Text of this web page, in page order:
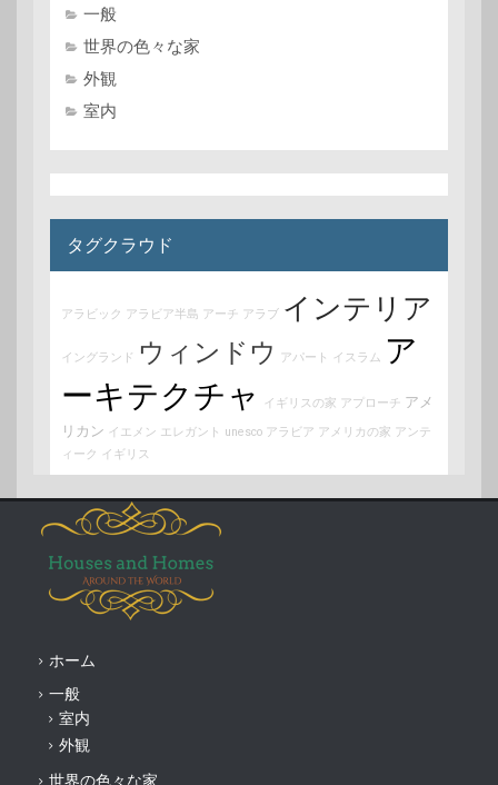
一般
世界の色々な家
外観
室内
タグクラウド
アラビック アラビア半島 アーチ アラブ インテリア
イングランド ウィンドウ アパート イスラム ア
ーキテクチャ
イギリスの家 アプローチ アメ
リカン イエメン エレガント unesco アラビア アメリカの家 アンテ
ィーク イギリス
ホーム
一般
室内
外観
世界の色々な家